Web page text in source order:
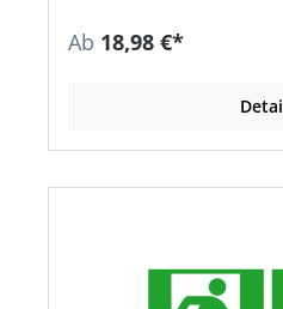
Ab 18,98 €*